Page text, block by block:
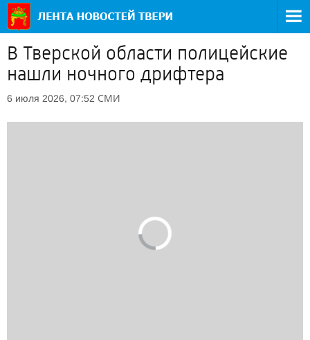
В Тверской области полицейские
нашли ночного дрифтера
6 июля 2026, 07:52 СМИ